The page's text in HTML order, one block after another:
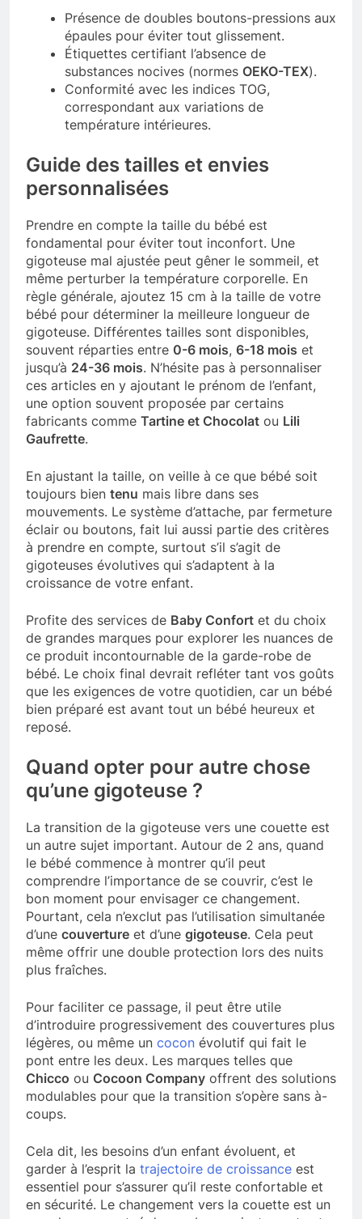
Présence de doubles boutons-pressions aux
épaules pour éviter tout glissement.
Étiquettes certifiant l’absence de
substances nocives (normes OEKO-TEX).
Conformité avec les indices TOG,
correspondant aux variations de
température intérieures.
Guide des tailles et envies
personnalisées
Prendre en compte la taille du bébé est
fondamental pour éviter tout inconfort. Une
gigoteuse mal ajustée peut gêner le sommeil, et
même perturber la température corporelle. En
règle générale, ajoutez 15 cm à la taille de votre
bébé pour déterminer la meilleure longueur de
gigoteuse. Différentes tailles sont disponibles,
souvent réparties entre 0-6 mois, 6-18 mois et
jusqu’à 24-36 mois. N’hésite pas à personnaliser
ces articles en y ajoutant le prénom de l’enfant,
une option souvent proposée par certains
fabricants comme Tartine et Chocolat ou Lili
Gaufrette.
En ajustant la taille, on veille à ce que bébé soit
toujours bien tenu mais libre dans ses
mouvements. Le système d’attache, par fermeture
éclair ou boutons, fait lui aussi partie des critères
à prendre en compte, surtout s’il s’agit de
gigoteuses évolutives qui s’adaptent à la
croissance de votre enfant.
Profite des services de Baby Confort et du choix
de grandes marques pour explorer les nuances de
ce produit incontournable de la garde-robe de
bébé. Le choix final devrait refléter tant vos goûts
que les exigences de votre quotidien, car un bébé
bien préparé est avant tout un bébé heureux et
reposé.
Quand opter pour autre chose
qu’une gigoteuse ?
La transition de la gigoteuse vers une couette est
un autre sujet important. Autour de 2 ans, quand
le bébé commence à montrer qu’il peut
comprendre l’importance de se couvrir, c’est le
bon moment pour envisager ce changement.
Pourtant, cela n’exclut pas l’utilisation simultanée
d’une couverture et d’une gigoteuse. Cela peut
même offrir une double protection lors des nuits
plus fraîches.
Pour faciliter ce passage, il peut être utile
d’introduire progressivement des couvertures plus
légères, ou même un cocon évolutif qui fait le
pont entre les deux. Les marques telles que
Chicco ou Cocoon Company offrent des solutions
modulables pour que la transition s’opère sans à-
coups.
Cela dit, les besoins d’un enfant évoluent, et
garder à l’esprit la trajectoire de croissance est
essentiel pour s’assurer qu’il reste confortable et
en sécurité. Le changement vers la couette est un